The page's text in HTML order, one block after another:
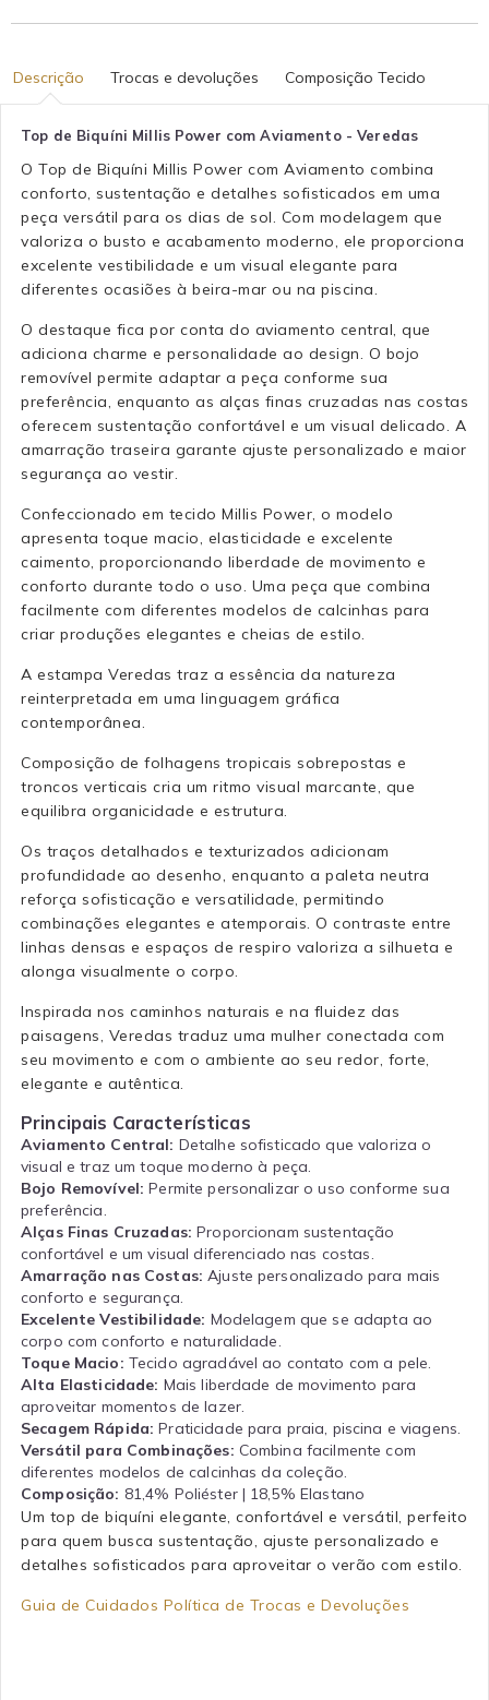
Descrição Trocas e devoluções Composição Tecido
Top de Biquíni Millis Power com Aviamento - Veredas
O Top de Biquíni Millis Power com Aviamento combina
conforto, sustentação e detalhes sofisticados em uma
peça versátil para os dias de sol. Com modelagem que
valoriza o busto e acabamento moderno, ele proporciona
excelente vestibilidade e um visual elegante para
diferentes ocasiões à beira-mar ou na piscina.
O destaque fica por conta do aviamento central, que
adiciona charme e personalidade ao design. O bojo
removível permite adaptar a peça conforme sua
preferência, enquanto as alças finas cruzadas nas costas
oferecem sustentação confortável e um visual delicado. A
amarração traseira garante ajuste personalizado e maior
segurança ao vestir.
Confeccionado em tecido Millis Power, o modelo
apresenta toque macio, elasticidade e excelente
caimento, proporcionando liberdade de movimento e
conforto durante todo o uso. Uma peça que combina
facilmente com diferentes modelos de calcinhas para
criar produções elegantes e cheias de estilo.
A estampa Veredas traz a essência da natureza
reinterpretada em uma linguagem gráfica
contemporânea.
Composição de folhagens tropicais sobrepostas e
troncos verticais cria um ritmo visual marcante, que
equilibra organicidade e estrutura.
Os traços detalhados e texturizados adicionam
profundidade ao desenho, enquanto a paleta neutra
reforça sofisticação e versatilidade, permitindo
combinações elegantes e atemporais. O contraste entre
linhas densas e espaços de respiro valoriza a silhueta e
alonga visualmente o corpo.
Inspirada nos caminhos naturais e na fluidez das
paisagens, Veredas traduz uma mulher conectada com
seu movimento e com o ambiente ao seu redor, forte,
elegante e autêntica.
Principais Características
Aviamento Central: Detalhe sofisticado que valoriza o
visual e traz um toque moderno à peça.
Bojo Removível: Permite personalizar o uso conforme sua
preferência.
Alças Finas Cruzadas: Proporcionam sustentação
confortável e um visual diferenciado nas costas.
Amarração nas Costas: Ajuste personalizado para mais
conforto e segurança.
Excelente Vestibilidade: Modelagem que se adapta ao
corpo com conforto e naturalidade.
Toque Macio: Tecido agradável ao contato com a pele.
Alta Elasticidade: Mais liberdade de movimento para
aproveitar momentos de lazer.
Secagem Rápida: Praticidade para praia, piscina e viagens.
Versátil para Combinações: Combina facilmente com
diferentes modelos de calcinhas da coleção.
Composição: 81,4% Poliéster | 18,5% Elastano
Um top de biquíni elegante, confortável e versátil, perfeito
para quem busca sustentação, ajuste personalizado e
detalhes sofisticados para aproveitar o verão com estilo.
Guia de Cuidados Política de Trocas e Devoluções